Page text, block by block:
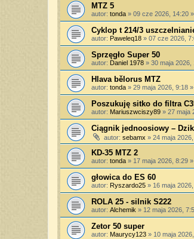
MTZ 5
autor: tonda » 09 cze 2026, 14:20
Cyklop t 214/3
autor: Paweleq18 » 07 cze 2026,
Sprzęgło Super 50
autor: Daniel 1978 » 30 maja 2026,
Hlava bělorus MTZ
autor: tonda » 29 maja 2026, 9:18
Poszukuję sitko do filtra
autor: Mariuszwciszy89 » 27 maja
Ciągnik jednoosiowy –
autor: sebamx » 24 maja
KD-35 MTZ 2
autor: tonda » 17 maja 2026, 8:29
głowica do ES 60
autor: Ryszardo25 » 16 maja
ROLA 25 - silnik S222
autor: Alchemik » 12 maja 2026,
Zetor 50 super
autor: Maurycy123 » 10 maja